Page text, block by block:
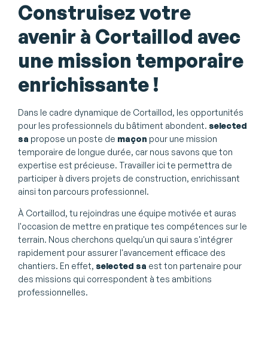
Construisez votre
avenir à Cortaillod avec
une mission temporaire
enrichissante !
Dans le cadre dynamique de Cortaillod, les opportunités
pour les professionnels du bâtiment abondent. selected
sa propose un poste de maçon pour une mission
temporaire de longue durée, car nous savons que ton
expertise est précieuse. Travailler ici te permettra de
participer à divers projets de construction, enrichissant
ainsi ton parcours professionnel.
À Cortaillod, tu rejoindras une équipe motivée et auras
l'occasion de mettre en pratique tes compétences sur le
terrain. Nous cherchons quelqu'un qui saura s'intégrer
rapidement pour assurer l'avancement efficace des
chantiers. En effet, selected sa est ton partenaire pour
des missions qui correspondent à tes ambitions
professionnelles.